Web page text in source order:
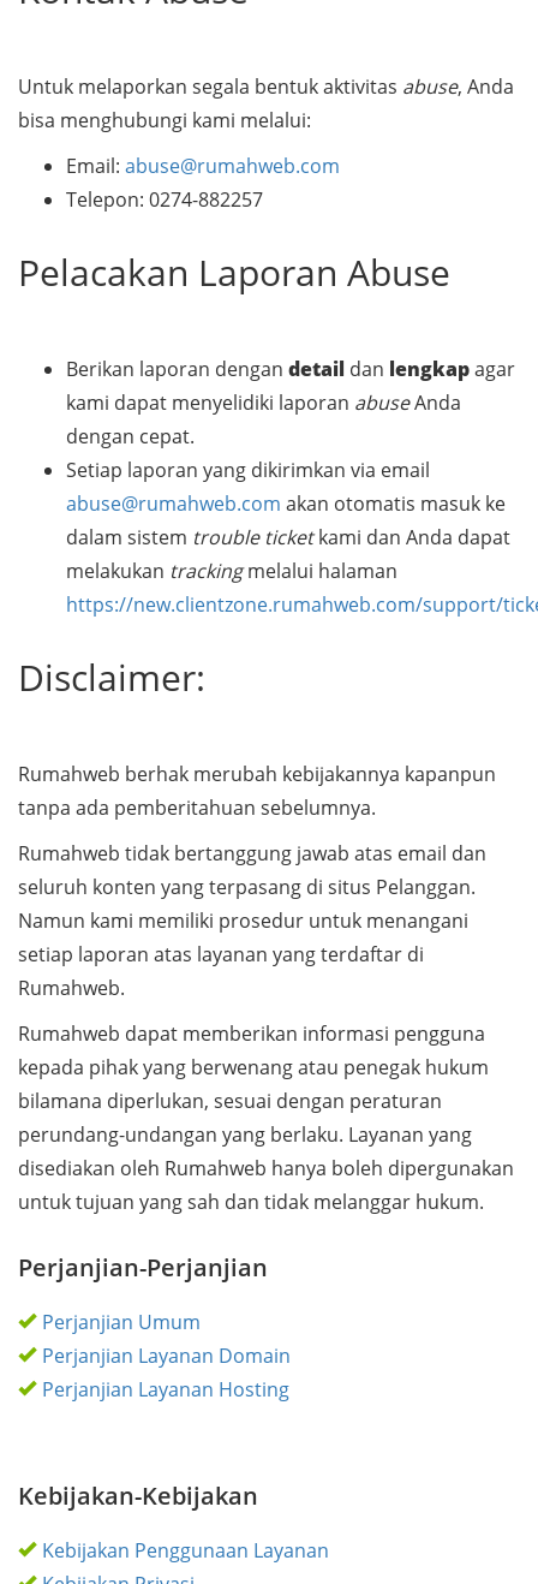
Untuk melaporkan segala bentuk aktivitas abuse, Anda
bisa menghubungi kami melalui:
Email: abuse@rumahweb.com
Telepon: 0274-882257
Pelacakan Laporan Abuse
Berikan laporan dengan detail dan lengkapagar
kami dapat menyelidiki laporan abuseAnda
dengan cepat.
Setiap laporan yang dikirimkan via email
abuse@rumahweb.com akan otomatis masuk ke
dalam sistem trouble ticketkami dan Anda dapat
melakukan trackingmelalui halaman
https://new.clientzone.rumahweb.com/support/
Disclaimer:
Rumahweb berhak merubah kebijakannya kapanpun
tanpa ada pemberitahuan sebelumnya.
Rumahweb tidak bertanggung jawab atas email dan
seluruh konten yang terpasang di situs Pelanggan.
Namun kami memiliki prosedur untuk menangani
setiap laporan atas layanan yang terdaftar di
Rumahweb.
Rumahweb dapat memberikan informasi pengguna
kepada pihak yang berwenang atau penegak hukum
bilamana diperlukan, sesuai dengan peraturan
perundang-undangan yang berlaku. Layanan yang
disediakan oleh Rumahweb hanya boleh dipergunakan
untuk tujuan yang sah dan tidak melanggar hukum.
Perjanjian-Perjanjian
Perjanjian Umum
Perjanjian Layanan Domain
Perjanjian Layanan Hosting
Kebijakan-Kebijakan
Kebijakan Penggunaan Layanan